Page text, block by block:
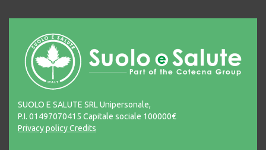
SUOLO E SALUTE SRL Unipersonale,
P.I. 01497070415 Capitale sociale 100000€
Privacy policyCredits